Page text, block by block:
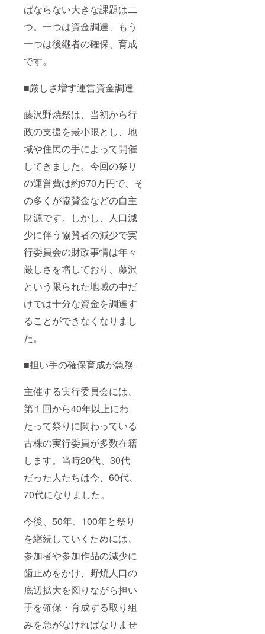
ばならない大きな課題は二
つ。一つは資金調達、もう
一つは後継者の確保、育成
です。
■厳しさ増す運営資金調達
藤沢野焼祭は、当初から行
政の支援を最小限とし、地
域や住民の手によって開催
してきました。今回の祭り
の運営費は約970万円で、そ
の多くが協賛金などの自主
財源です。しかし、人口減
少に伴う協賛者の減少で実
行委員会の財政事情は年々
厳しさを増しており、藤沢
という限られた地域の中だ
けでは十分な資金を調達す
ることができなくなりまし
た。
■担い手の確保育成が急務
主催する実行委員会には、
第１回から40年以上にわ
たって祭りに関わっている
古株の実行委員が多数在籍
します。当時20代、30代
だった人たちは今、60代、
70代になりました。
今後、50年、100年と祭り
を継続していくためには、
参加者や参加作品の減少に
歯止めをかけ、野焼人口の
底辺拡大を図りながら担い
手を確保・育成する取り組
みを急がなければなりませ